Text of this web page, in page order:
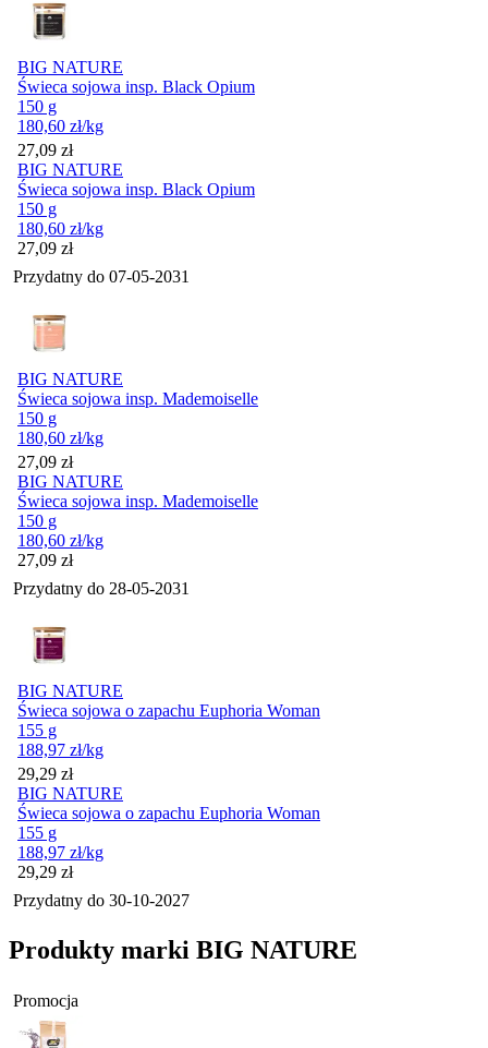
BIG NATURE
Świeca sojowa insp. Black Opium
150 g
180,60 zł/kg
Cena
27,09 zł
BIG NATURE
Świeca sojowa insp. Black Opium
150 g
180,60 zł/kg
Cena
27,09 zł
Przydatny do 07-05-2031
BIG NATURE
Świeca sojowa insp. Mademoiselle
150 g
180,60 zł/kg
Cena
27,09 zł
BIG NATURE
Świeca sojowa insp. Mademoiselle
150 g
180,60 zł/kg
Cena
27,09 zł
Przydatny do 28-05-2031
BIG NATURE
Świeca sojowa o zapachu Euphoria Woman
155 g
188,97 zł/kg
Cena
29,29 zł
BIG NATURE
Świeca sojowa o zapachu Euphoria Woman
155 g
188,97 zł/kg
Cena
29,29 zł
Przydatny do 30-10-2027
Produkty marki BIG NATURE
Promocja